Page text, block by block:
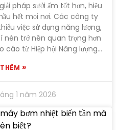
pháp sưởi ấm tốt hơn, hiệu
hết mọi nơi. Các công ty
việc sử dụng năng lượng,
nén trở nên quan trọng hơn
cáo từ Hiệp hội Năng lượng
bằng cách chuyển sang
mà còn là một bước tiến
và vận hành mọi thứ trơn
một chuyên gia thực thụ về
nghiệp, đã nói một cách đơn
»
1 năm 2026